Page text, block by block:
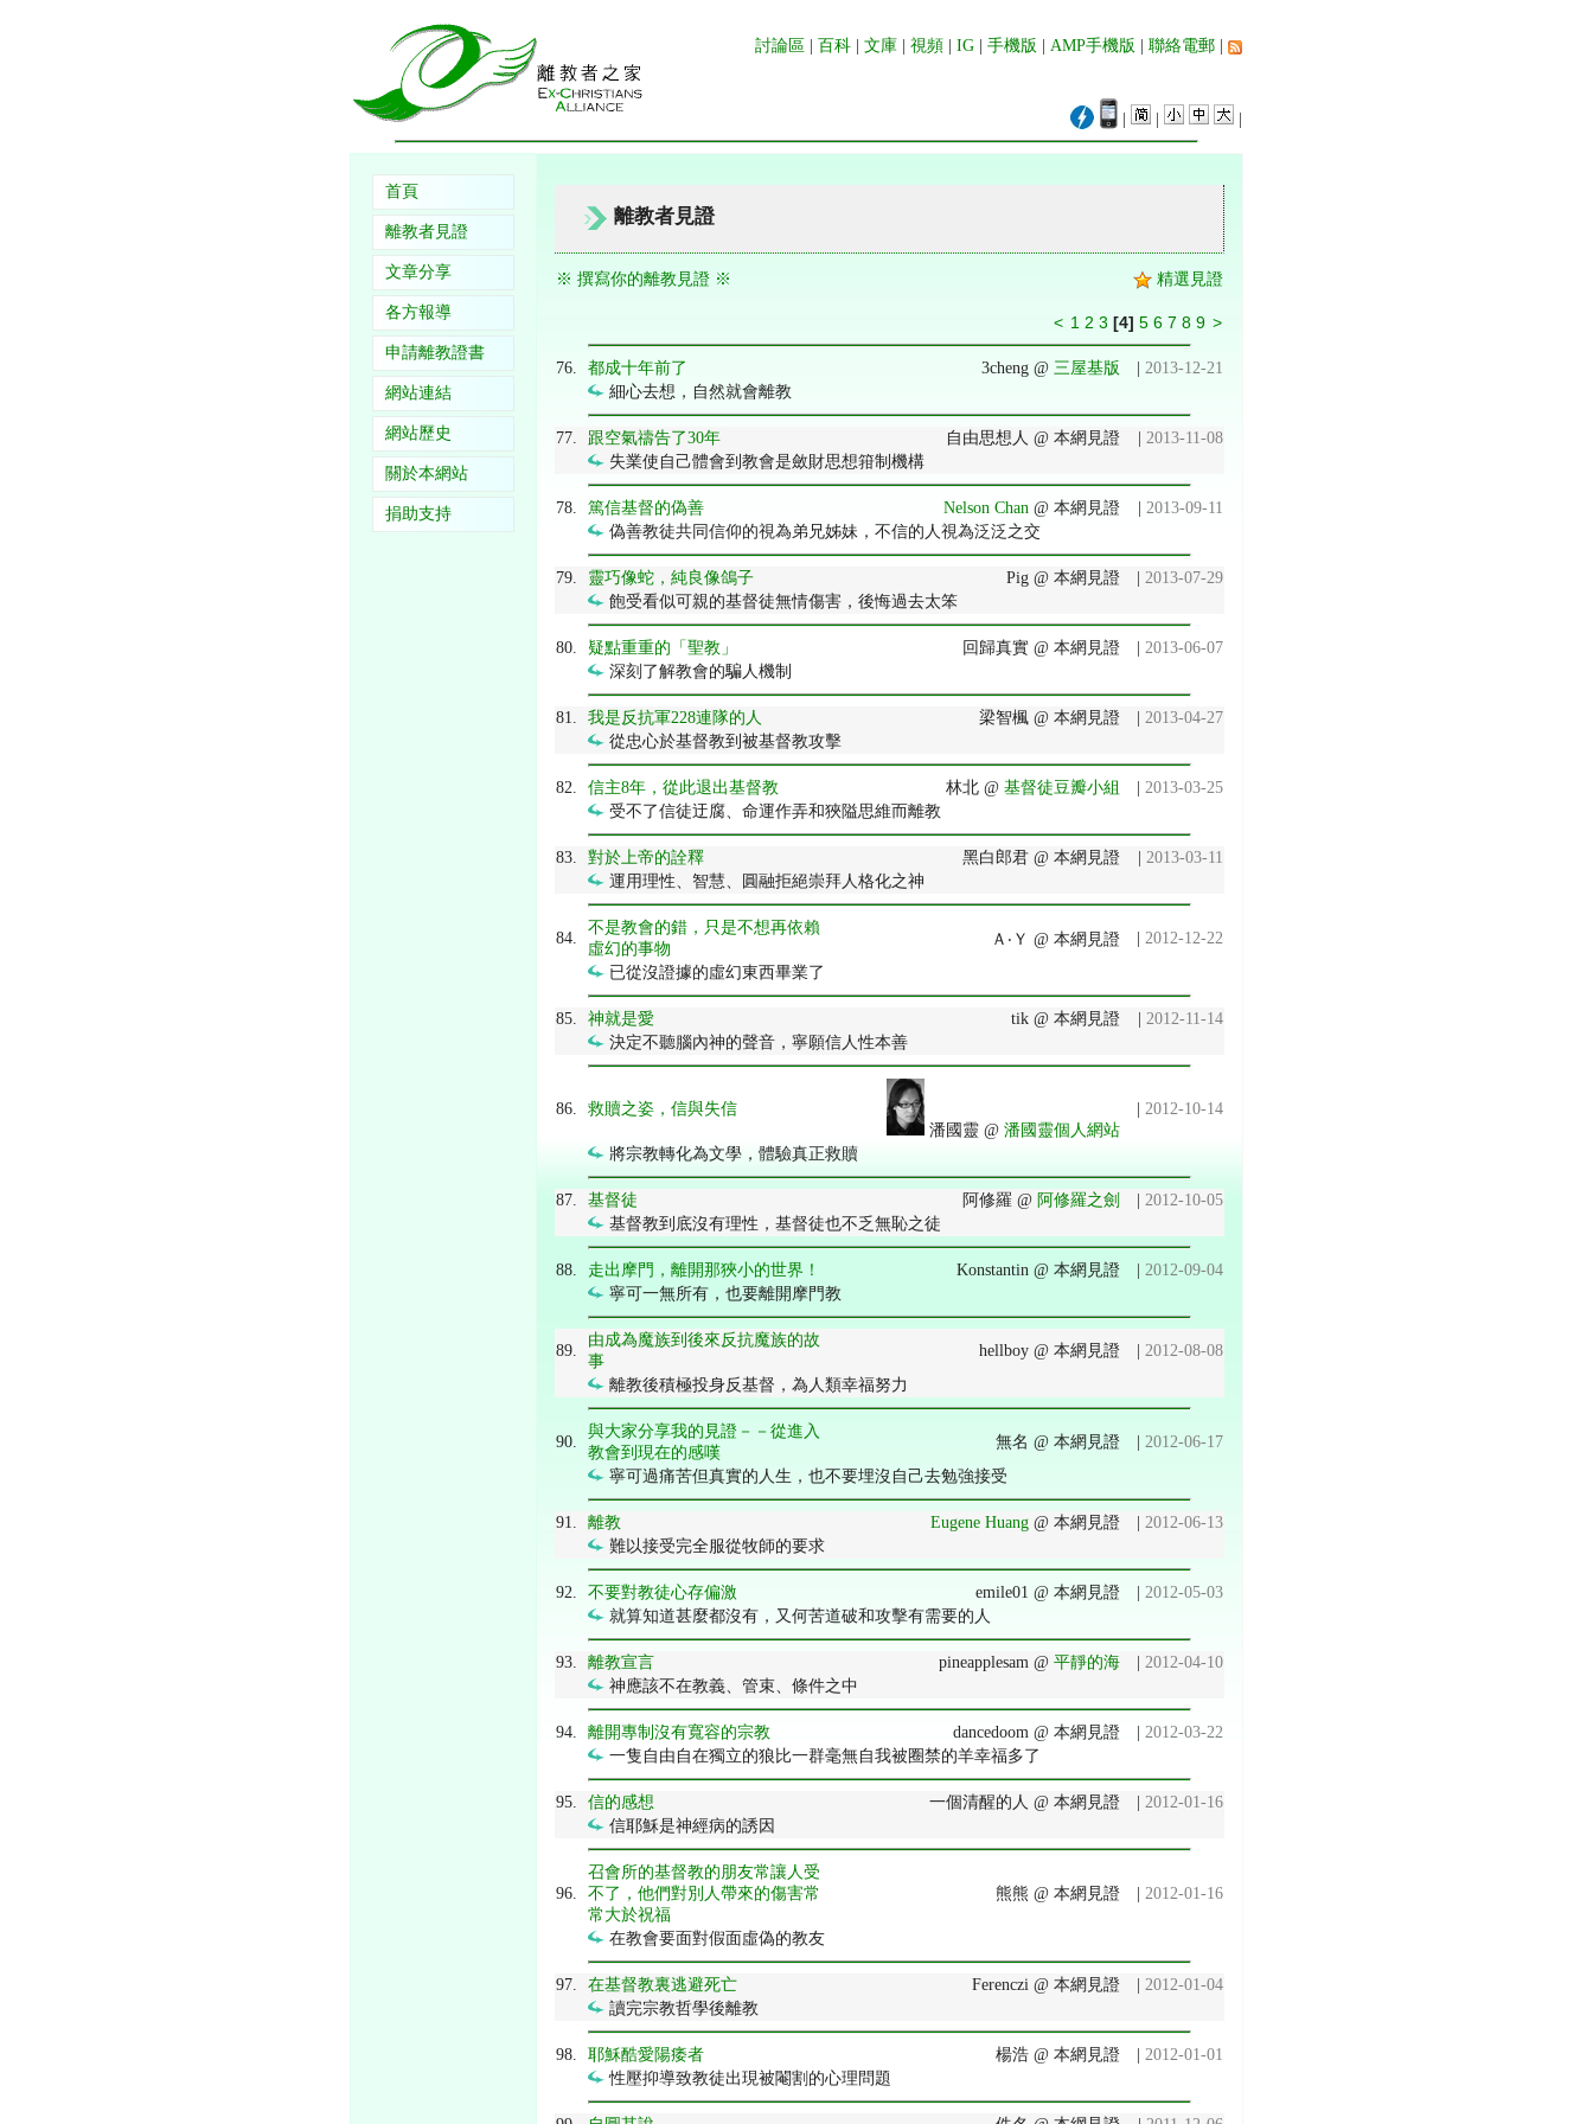
討論區 百科 文庫 視頻 IG 手機版 AMP手機版 聯絡電郵
首頁
離教者見證
文章分享
各方報導
申請離教證書
網站連結
網站歷史
關於本網站
捐助支持
離教者見證
※ 撰寫你的離教見證 ※ 精選見證
< 1 2 3 [4] 5 6 7 8 9 >
76. 都成十年前了 3cheng @ 三屋基版 | 2013-12-21
細心去想，自然就會離教
77. 跟空氣禱告了30年 自由思想人 @ 本網見證 | 2013-11-08
失業使自己體會到教會是斂財思想箝制機構
78. 篤信基督的偽善 Nelson Chan @ 本網見證 | 2013-09-11
偽善教徒共同信仰的視為弟兄姊妹，不信的人視為泛泛之交
79. 靈巧像蛇，純良像鴿子 Pig @ 本網見證 | 2013-07-29
飽受看似可親的基督徒無情傷害，後悔過去太笨
80. 疑點重重的「聖教」 回歸真實 @ 本網見證 | 2013-06-07
深刻了解教會的騙人機制
81. 我是反抗軍228連隊的人 梁智楓 @ 本網見證 | 2013-04-27
從忠心於基督教到被基督教攻擊
82. 信主8年，從此退出基督教 林北 @ 基督徒豆瓣小組 | 2013-03-25
受不了信徒迂腐、命運作弄和狹隘思維而離教
83. 對於上帝的詮釋 黑白郎君 @ 本網見證 | 2013-03-11
運用理性、智慧、圓融拒絕崇拜人格化之神
84.
不是教會的錯，只是不想再依賴
虛幻的事物
Ａ‧Ｙ @ 本網見證 | 2012-12-22
已從沒證據的虛幻東西畢業了
85. 神就是愛 tik @ 本網見證 | 2012-11-14
決定不聽腦內神的聲音，寧願信人性本善
86.
救贖之姿，信與失信
潘國靈 @ 潘國靈個人網站
| 2012-10-14
將宗教轉化為文學，體驗真正救贖
87. 基督徒 阿修羅 @ 阿修羅之劍 | 2012-10-05
基督教到底沒有理性，基督徒也不乏無恥之徒
88. 走出摩門，離開那狹小的世界！ Konstantin @ 本網見證 | 2012-09-04
寧可一無所有，也要離開摩門教
89.
由成為魔族到後來反抗魔族的故
事
hellboy @ 本網見證 | 2012-08-08
離教後積極投身反基督，為人類幸福努力
90.
與大家分享我的見證－－從進入
教會到現在的感嘆
無名 @ 本網見證 | 2012-06-17
寧可過痛苦但真實的人生，也不要埋沒自己去勉強接受
91. 離教 Eugene Huang @ 本網見證 | 2012-06-13
難以接受完全服從牧師的要求
92. 不要對教徒心存偏激 emile01 @ 本網見證 | 2012-05-03
就算知道甚麼都沒有，又何苦道破和攻擊有需要的人
93. 離教宣言 pineapplesam @ 平靜的海 | 2012-04-10
神應該不在教義、管束、條件之中
94. 離開專制沒有寬容的宗教 dancedoom @ 本網見證 | 2012-03-22
一隻自由自在獨立的狼比一群毫無自我被圈禁的羊幸福多了
95. 信的感想 一個清醒的人 @ 本網見證 | 2012-01-16
信耶穌是神經病的誘因
96.
召會所的基督教的朋友常讓人受
不了，他們對別人帶來的傷害常
常大於祝福
熊熊 @ 本網見證 | 2012-01-16
在教會要面對假面虛偽的教友
97. 在基督教裏逃避死亡 Ferenczi @ 本網見證 | 2012-01-04
讀完宗教哲學後離教
98. 耶穌酷愛陽痿者 楊浩 @ 本網見證 | 2012-01-01
性壓抑導致教徒出現被閹割的心理問題